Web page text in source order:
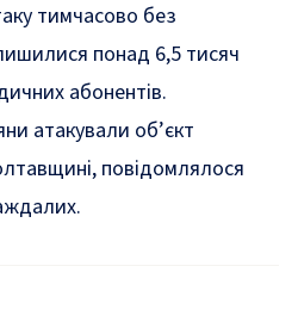
тимчасово без
понад 6,5 тисяч
абонентів.
атакували об’єкт
, повідомлялося
.